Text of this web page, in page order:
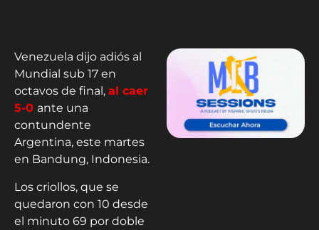
Venezuela dijo adiós al
Mundial sub 17 en
octavos de final, al caer
5-0 ante una
contundente
Argentina, este martes
en Bandung, Indonesia.
Los criollos, que se
quedaron con 10 desde
el minuto 69 por doble